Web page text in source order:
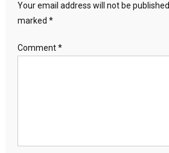
Your email address will not be published.
marked *
Comment*